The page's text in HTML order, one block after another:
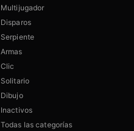
Multijugador
Disparos
Serpiente
Armas
Clic
Solitario
Dibujo
Inactivos
Todas las categorías